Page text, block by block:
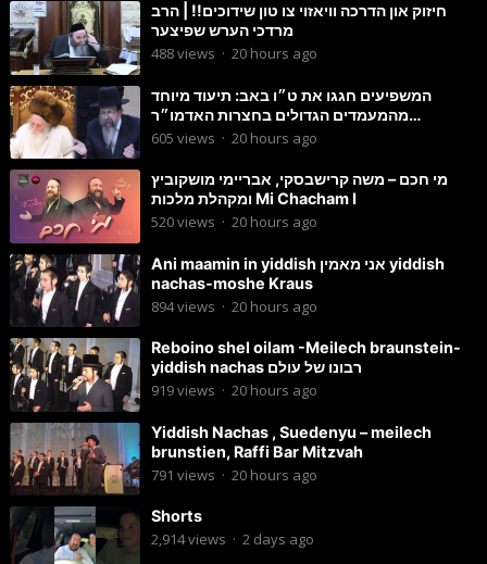
חיזוק און הדרכה וויאזוי צו טון שידוכים!! | הרב
מרדכי הערש שפיצער
488views · 20 hours ago
המשפיעים חגגו את ט״ו באב: תיעוד מיוחד
מהמעמדים הגדולים בחצרות האדמו״ר
מסטוטשין והגרי״מ מורגשטרן
605 views · 20 hours ago
מי חכם – משה קרישבסקי, אבריימי מושקוביץ
ומקהלת מלכות Mi Chacham I
520views · 20 hours ago
Ani maamin in yiddish אני מאמין yiddish
nachas-moshe Kraus
894views · 20 hours ago
Reboino shel oilam -Meilech braunstein-
yiddish nachas רבונו של עולם
919views · 20 hours ago
Yiddish Nachas , Suedenyu – meilech
brunstien, Raffi Bar Mitzvah
791 views · 20 hours ago
Shorts
2,914views · 2 days ago